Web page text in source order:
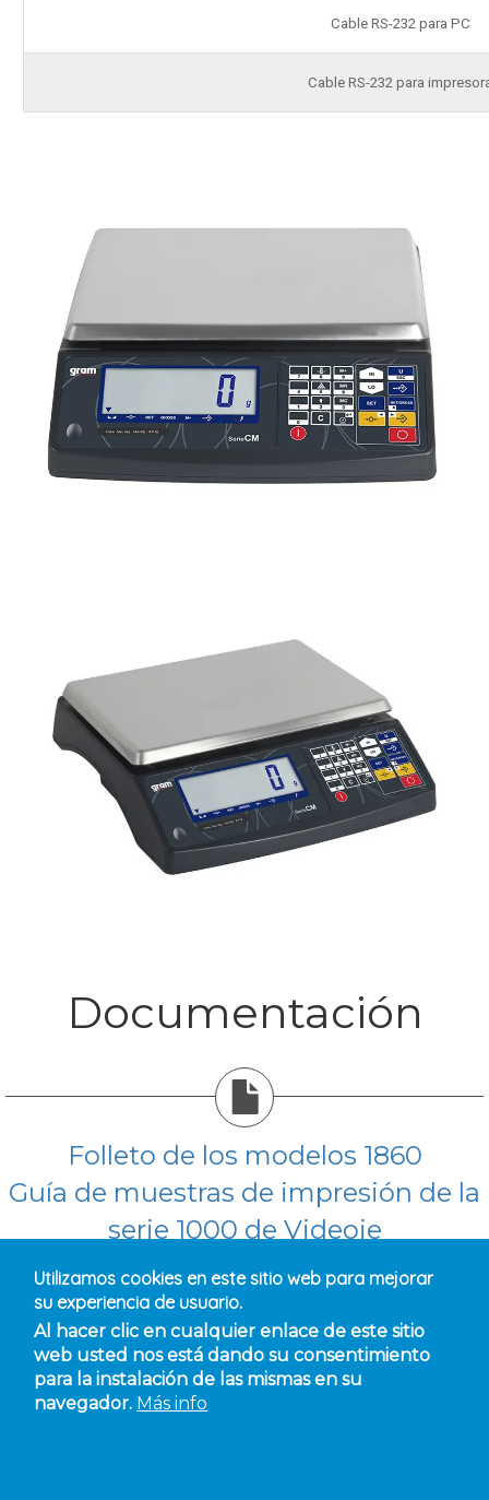
Cable RS-232 para PC
Cable RS-232 para
Documentación
Folleto de los modelos 1860
Guía de muestras de impresión de la
serie 1000 de Videoje
Dirección:Ctra. Molina de Segura, 16. 30560
Alguazas, MURCIA
Utilizamos cookies en este sitio web para mejorar
su experiencia de usuario.
Al hacer clic en cualquier enlace de este sitio
web usted nos está dando su consentimiento
para la instalación de las mismas en su
navegador. Más info